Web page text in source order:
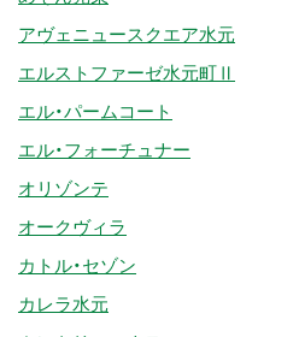
アヴェニュースクエア水元
エルストファーゼ水元町Ⅱ
エル・パームコート
エル・フォーチュナー
オリゾンテ
オークヴィラ
カトル・セゾン
カレラ水元